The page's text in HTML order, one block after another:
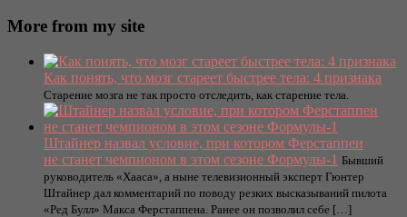
More from my site
Как понять, что мозг стареет быстрее тела: 4 признака
Старение мозга не так просто отследить, как старение тела.
Штайнер назвал условие, при котором Ферстаппен
не станет чемпионом в этом сезоне Формулы-1 Бывший
руководитель «Хааса», а ныне телевизионный эксперт Гюнтер
Штайнер дал комментарий по поводу резких высказываний пилота
«Ред Булл» Макса Ферстаппена. Ранее он позволил себе […]